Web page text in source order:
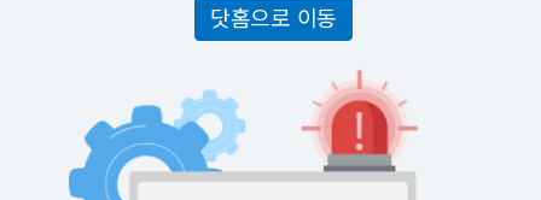
닷홈으로 이동